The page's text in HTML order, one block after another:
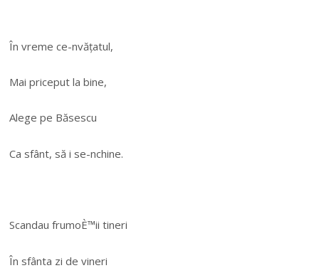
În vreme ce-nvățatul,
Mai priceput la bine,
Alege pe Băsescu
Ca sfânt, să i se-nchine.
Scandau frumoÈ™ii tineri
În sfânta zi de vineri